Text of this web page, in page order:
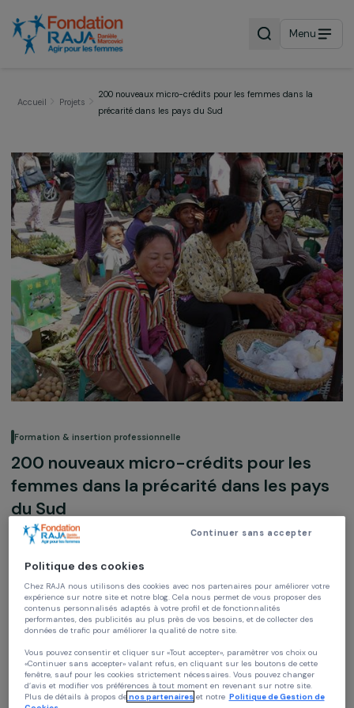
Menu
200 nouveaux micro-crédits pour les femmes dans la
Formation & insertion professionnelle
200 nouveaux micro-crédits pour les
femmes dans la précarité dans les
du Sud
Don Boule de Neige
Bénin,Afrique
Soutenu en 2008
Politique des cookies
Chez RAJA nous utilisons des cookies avec nos partenaires pour améliorer
expérience sur notre site et notre blog. Cela nous permet de vous proposer
contenus personnalisés adaptés à votre profil et de fonctionnalités
performantes, des publicités au plus près de vos besoins, et de collecter des
données de trafic pour améliorer la qualité de notre site.
Continuer sans accepter